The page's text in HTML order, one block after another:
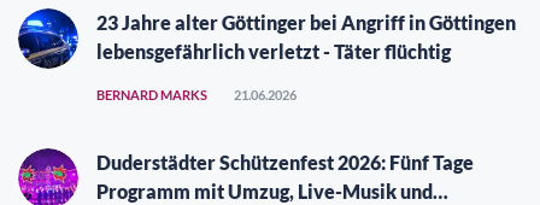
23 Jahre alter Göttinger bei Angriff in Göttingen
lebensgefährlich verletzt - Täter flüchtig
BERNARD MARKS 21.06.2026
Duderstädter Schützenfest 2026: Fünf Tage
Programm mit Umzug, Live-Musik und